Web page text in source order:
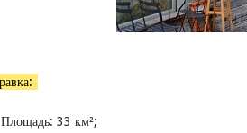
Площадь: 33 км²;